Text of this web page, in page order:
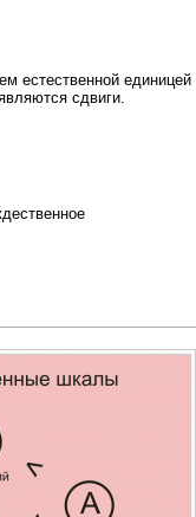
естественной единицей
сдвиги.